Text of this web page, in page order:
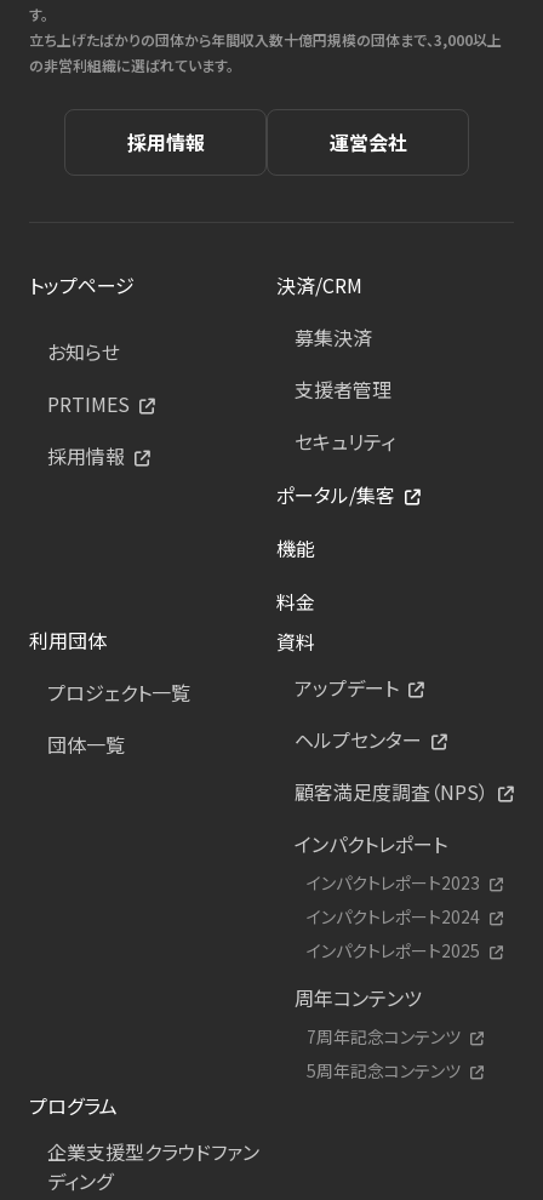
す。
立ち上げたばかりの団体から年間収入数十億円規模の団体まで、3,000以上
の非営利組織に選ばれています。
採用情報 運営会社
トップページ
お知らせ
PRTIMES
採用情報
決済/CRM
募集決済
支援者管理
セキュリティ
ポータル/集客
機能
料金
利用団体
プロジェクト一覧
団体一覧
資料
アップデート
ヘルプセンター
顧客満足度調査（NPS）
インパクトレポート
インパクトレポート2023
インパクトレポート2024
インパクトレポート2025
周年コンテンツ
7周年記念コンテンツ
5周年記念コンテンツ
プログラム
企業支援型クラウドファン
ディング